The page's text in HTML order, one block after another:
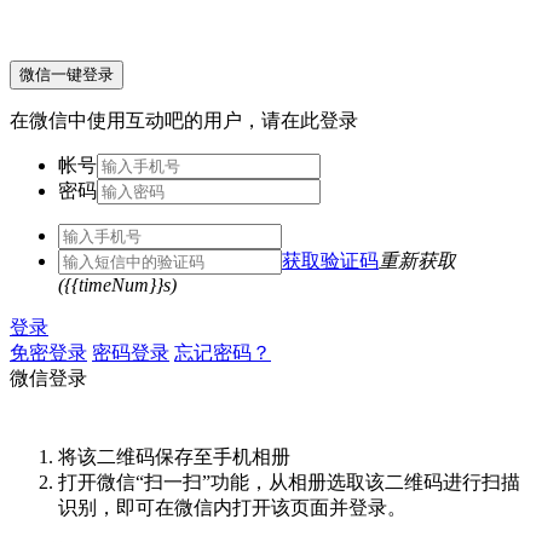
微信一键登录
在微信中使用互动吧的用户，请在此登录
帐号
密码
获取验证码重新获取
({{timeNum}}s)
登录
免密登录 密码登录 忘记密码？
微信登录
将该二维码保存至手机相册
打开微信“扫一扫”功能，从相册选取该二维码进行扫描
识别，即可在微信内打开该页面并登录。